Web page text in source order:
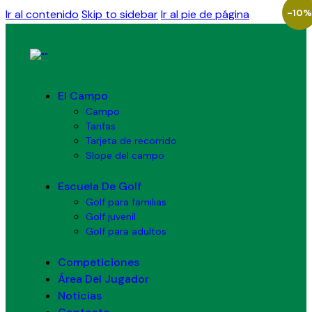
Ir al contenido Skip to sidebarIr al pie de página
El Campo
Campo
Tarifas
Tarjeta de recorrido
Slope del campo
Escuela De Golf
Golf para familias
Golf juvenil
Golf para adultos
Competiciones
Área Del Jugador
Noticias
-10%